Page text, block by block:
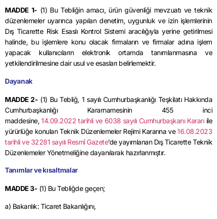
MADDE 1- (1) Bu Tebliğin amacı, ürün güvenliği mevzuatı ve teknik
düzenlemeler uyarınca yapılan denetim, uygunluk ve izin işlemlerinin
Dış Ticarette Risk Esaslı Kontrol Sistemi aracılığıyla yerine getirilmesi
halinde, bu işlemlere konu olacak firmaların ve firmalar adına işlem
yapacak kullanıcıların elektronik ortamda tanımlanmasına ve
yetkilendirilmesine dair usul ve esasları belirlemektir.
Dayanak
MADDE 2- (1) Bu Tebliğ, 1 sayılı Cumhurbaşkanlığı Teşkilatı Hakkında
Cumhurbaşkanlığı Kararnamesinin 455 inci
maddesine,14.09.2022 tarihli ve 6038 sayılı Cumhurbaşkanı Kararıile
yürürlüğe konulan Teknik Düzenlemeler Rejimi Kararına ve16.08.2023
tarihli ve 32281 sayılı Resmî Gazete’de yayımlanan Dış Ticarette Teknik
Düzenlemeler Yönetmeliğine dayanılarak hazırlanmıştır.
Tanımlar ve kısaltmalar
MADDE 3- (1) Bu Tebliğde geçen;
a) Bakanlık: Ticaret Bakanlığını,